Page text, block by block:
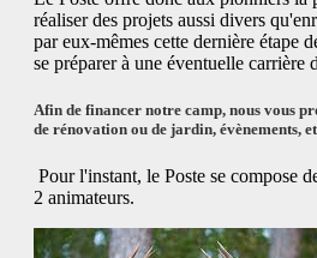
réaliser des projets aussi divers
par eux-mêmes cette dernière étape
se préparer à une éventuelle carrière
Afin de financer notre camp, nous vous
de rénovation ou de jardin, évènements,
Pour l'instant, le Poste se compose
2 animateurs.